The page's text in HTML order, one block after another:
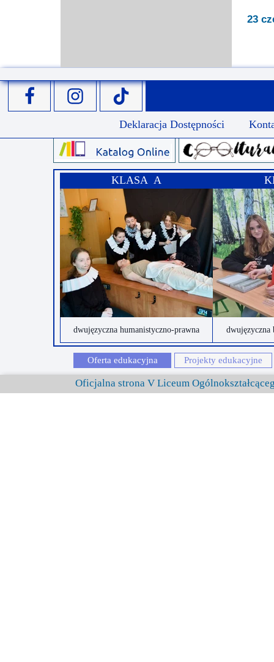
23
KLASA A
dwujęzyczna
dwujęzyczna humanistyczno-prawna
Deklaracja Dostępności
Projekty edukacyjne
Oferta edukacyjna
Oficjalna strona V Liceum